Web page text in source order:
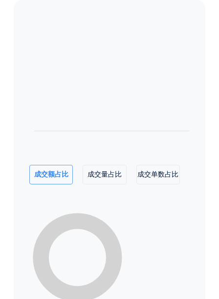
成交额占比 成交量占比 成交单数占比